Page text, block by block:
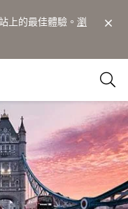
上的最佳體驗。 瀏